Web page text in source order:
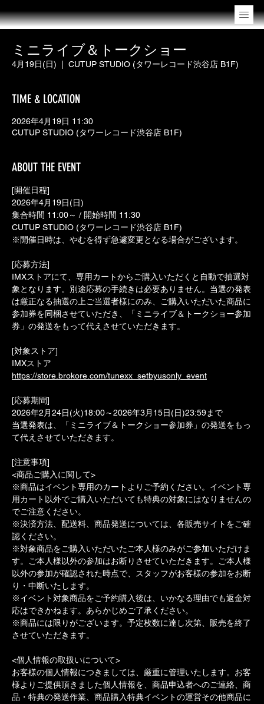
ミニライブ＆トークショー
4月19日(日) CUTUP STUDIO (タワーレコード渋谷店 B1F)
TIME & LOCATION
2026年4月19日 11:30
CUTUP STUDIO (タワーレコード渋谷店 B1F)
ABOUT THE EVENT
[開催日程]
2026年4月19日(日)
集合時間 11:00～ / 開始時間 11:30
CUTUP STUDIO (タワーレコード渋谷店 B1F)
※開催日時は、やむを得ず急遽変更となる場合がございます。
[応募方法]
IMXストアにて、専用カートからご購入いただくと自動で抽選対
象となります。別途応募の手続きは必要ありません。当選の発表
は厳正なる抽選の上ご当選者様にのみ、ご購入いただいた商品に
参加券を同梱させていただき、「ミニライブ＆トークショー参加
券」の発送をもって代えさせていただきます。
[対象ストア]
IMXストア
https://store.brokore.com/tunexx_setbyusonly_event
[応募期間]
2026年2月24日(火)18:00～2026年3月15日(日)23:59まで
当選発表は、「ミニライブ＆トークショー参加券」の発送をもっ
て代えさせていただきます。
[注意事項]
<商品ご購入に関して>
※商品はイベント専用のカートよりご予約ください。イベント専
用カート以外でご購入いただいても特典の対象にはなりませんの
でご注意ください。
※決済方法、配送料、商品発送については、各販売サイトをご確
認ください。
※対象商品をご購入いただいたご本人様のみがご参加いただけま
す。ご本人様以外の参加はお断りさせていただきます。ご本人様
以外の参加が確認された時点で、スタッフがお客様の参加をお断
り・中断いたします。
※イベント対象商品をご予約購入後は、いかなる理由でも返金対
応はできかねます。あらかじめご了承ください。
※商品には限りがございます。予定枚数に達し次第、販売を終了
させていただきます。
<個人情報の取扱いについて>
お客様の個人情報につきましては、厳重に管理いたします。お客
様よりご提供頂きました個人情報を、商品申込者へのご連絡、商
品・特典の発送作業、商品購入特典イベントの運営その他商品に